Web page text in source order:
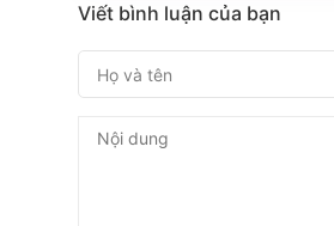
Viết bình luận của bạn